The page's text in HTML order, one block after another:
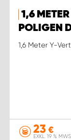
1,6
POLIGEN
1,6 Meter Y-
23 €
EXKL. 19 %